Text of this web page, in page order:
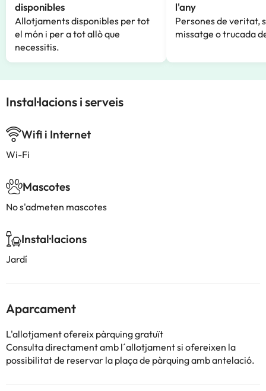
disponibles
Allotjaments disponibles per tot
el món i per a tot allò que
necessitis.
l'any
Persones de veritat,
missatge o trucada
Instal·lacions i serveis
Wifi i Internet
Wi-Fi
Mascotes
No s'admeten mascotes
Instal·lacions
Jardí
Aparcament
L'allotjament ofereix pàrquing gratuït
Consulta directament amb l´allotjament si ofereixen la
possibilitat de reservar la plaça de pàrquing amb antelació.